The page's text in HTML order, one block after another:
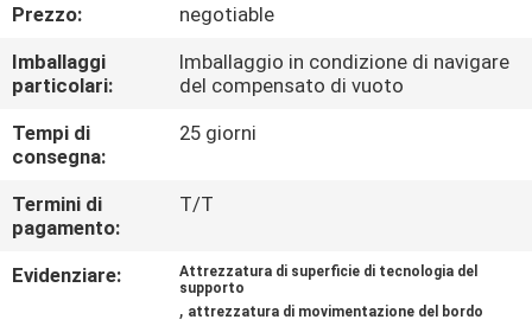
CONTATTICI
RICHIEDA
UNA
CITAZIONE
MAPPA
Prezzo:
negotiable
Imballaggi
particolari:
Imballaggio in condizione di navigare
del compensato di vuoto
Tempi di
consegna:
25 giorni
Termini di
pagamento:
T/T
Evidenziare:
Attrezzatura di superficie di tecnologia del
supporto
, attrezzatura di movimentazione del bordo